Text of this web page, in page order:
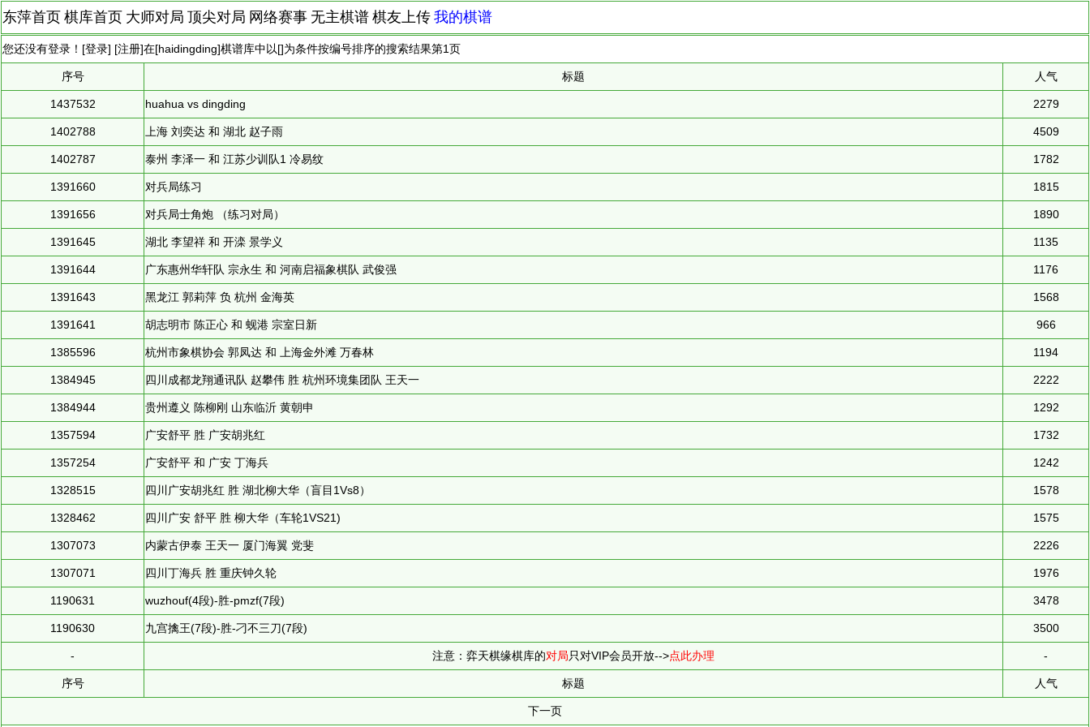
东萍首页 棋库首页 大师对局 顶尖对局 网络赛事 无主棋谱 棋友上传 我的棋谱
您还没有登录！[登录] [注册]在[haidingding]棋谱库中以[]为条件按编号排序的搜索结果第1页
序号 标题 人气
1437532 huahua vs dingding 2279
1402788 上海 刘奕达 和 湖北 赵子雨 4509
1402787 泰州 李泽一 和 江苏少训队1 冷易纹 1782
1391660 对兵局练习 1815
1391656 对兵局士角炮 （练习对局） 1890
1391645 湖北 李望祥 和 开滦 景学义 1135
1391644 广东惠州华轩队 宗永生 和 河南启福象棋队 武俊强 1176
1391643 黑龙江 郭莉萍 负 杭州 金海英 1568
1391641 胡志明市 陈正心 和 蚬港 宗室日新 966
1385596 杭州市象棋协会 郭凤达 和 上海金外滩 万春林 1194
1384945 四川成都龙翔通讯队 赵攀伟 胜 杭州环境集团队 王天一 2222
1384944 贵州遵义 陈柳刚 山东临沂 黄朝申 1292
1357594 广安舒平 胜 广安胡兆红 1732
1357254 广安舒平 和 广安 丁海兵 1242
1328515 四川广安胡兆红 胜 湖北柳大华（盲目1Vs8） 1578
1328462 四川广安 舒平 胜 柳大华（车轮1VS21) 1575
1307073 内蒙古伊泰 王天一 厦门海翼 党斐 2226
1307071 四川丁海兵 胜 重庆钟久轮 1976
1190631 wuzhouf(4段)-胜-pmzf(7段) 3478
1190630 九宫擒王(7段)-胜-刁不三刀(7段) 3500
- 注意：弈天棋缘棋库的对局只对VIP会员开放-->点此办理 -
序号 标题 人气
下一页